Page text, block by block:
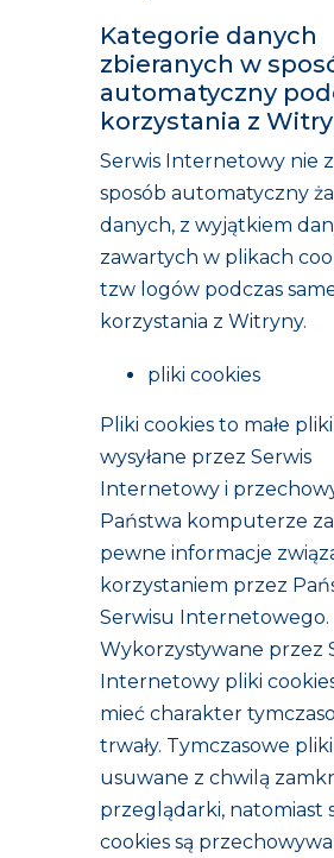
Kategorie danych
zbieranych w
automatyczny
korzystania z
Serwis Internetowy nie
sposób automatyczny
danych, z wyjątkiem
zawartych w plikach
tzw logów podczas
korzystania z Witryny.
pliki cookies
Pliki cookies to małe
wysyłane przez Serwis
Internetowy i
Państwa komputerze
pewne informacje
korzystaniem przez
Serwisu Internetowego.
Wykorzystywane przez
Internetowy pliki
mieć charakter
trwały. Tymczasowe
usuwane z chwilą
przeglądarki, natomiast
cookies są